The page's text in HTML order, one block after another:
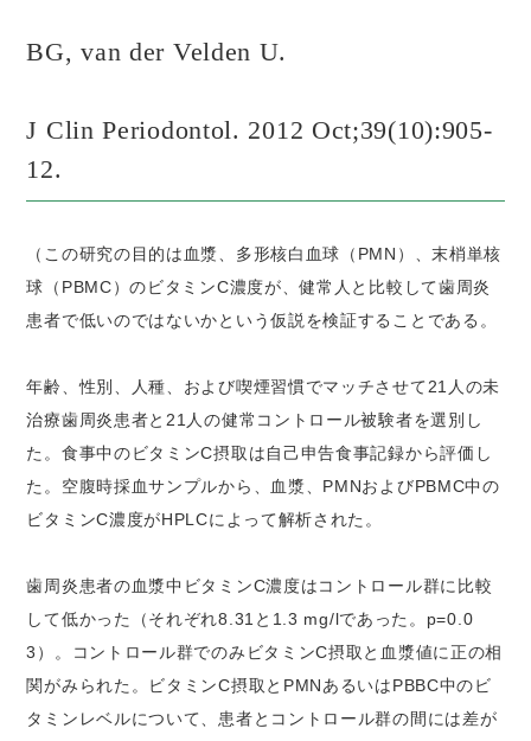
BG, van der Velden U.
J Clin Periodontol. 2012 Oct;39(10):905-
12.
（この研究の目的は血漿、多形核白血球（PMN）、末梢単核
球（PBMC）のビタミンC濃度が、健常人と比較して歯周炎
患者で低いのではないかという仮説を検証することである。
年齢、性別、人種、および喫煙習慣でマッチさせて21人の未
治療歯周炎患者と21人の健常コントロール被験者を選別し
た。食事中のビタミンC摂取は自己申告食事記録から評価し
た。空腹時採血サンプルから、血漿、PMNおよびPBMC中の
ビタミンC濃度がHPLCによって解析された。
歯周炎患者の血漿中ビタミンC濃度はコントロール群に比較
して低かった（それぞれ8.31と1.3 mg/lであった。p=0.0
3）。コントロール群でのみビタミンC摂取と血漿値に正の相
関がみられた。ビタミンC摂取とPMNあるいはPBBC中のビ
タミンレベルについて、患者とコントロール群の間には差が